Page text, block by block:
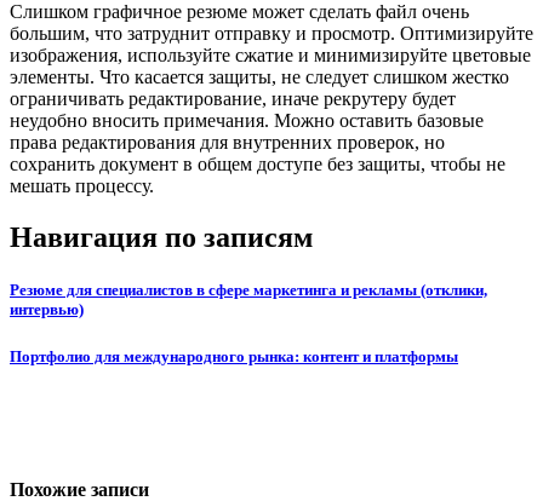
Слишком графичное резюме может сделать файл очень
большим, что затруднит отправку и просмотр. Оптимизируйте
изображения, используйте сжатие и минимизируйте цветовые
элементы. Что касается защиты, не следует слишком жестко
ограничивать редактирование, иначе рекрутеру будет
неудобно вносить примечания. Можно оставить базовые
права редактирования для внутренних проверок, но
сохранить документ в общем доступе без защиты, чтобы не
мешать процессу.
Навигация по записям
Резюме для специалистов в сфере маркетинга и рекламы (отклики,
интервью)
Портфолио для международного рынка: контент и платформы
Похожие записи